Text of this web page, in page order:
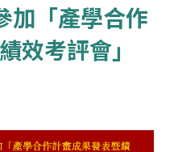
加「產學合作
效考評會」